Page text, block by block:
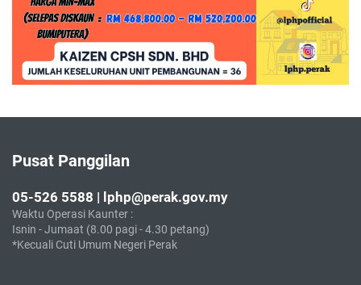
Pusat Panggilan
05-526 5588 | lphp@perak.gov.my
Waktu Operasi Kaunter :
Isnin - Jumaat (8.00 pagi - 4.30 petang)
*Kecuali Cuti Umum Negeri Perak